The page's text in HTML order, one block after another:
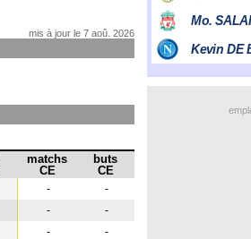
mis à jour le 7 aoû. 2026
matchs
CE
buts
CE
-
-
-
-
-
-